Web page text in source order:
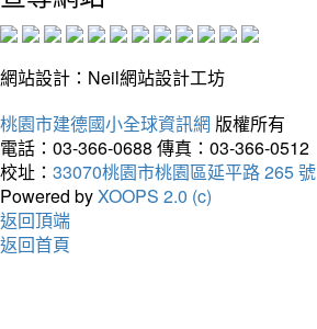
網站設計：Neil網站設計工坊
桃園市建德國小全球資訊網 版權所有
電話：03-366-0688 傳真：03-366-0512
校址： 33070桃園市桃園區延平路 265 號
Powered byXOOPS 2.0 (c)
返回頂端
返回首頁